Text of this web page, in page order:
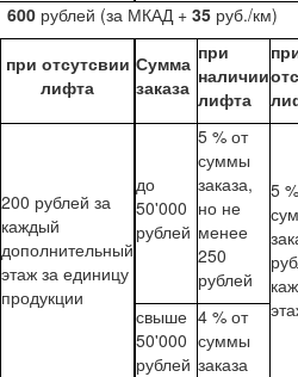
600 рублей (за МКАД + 35 руб./км)
при отсутсвии
лифта
Сумма
заказа
при
наличии
лифта
200 рублей за
каждый
дополнительный
этаж за единицу
продукции
до
50'000
рублей
5 % от
суммы
заказа,
но не
менее
250
рублей
5
свыше
50'000
рублей
4 % от
суммы
заказа